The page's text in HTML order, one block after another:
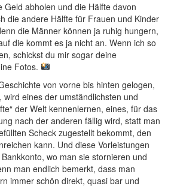
abholen und die Hälfte davon
die andere Hälfte für Frauen und Kinder
die Männer können ja ruhig hungern,
die kommt es ja nicht an. Wenn ich so
schickst du mir sogar deine
Fotos.
von vorne bis hinten gelogen,
eines der umständlichsten und
der Welt kennenlernen, eines, für das
nach der anderen fällig wird, statt man
Scheck zugestellt bekommt, den
kann. Und diese Vorleistungen
wo man sie stornieren und
man endlich bemerkt, dass man
immer schön direkt, quasi bar und